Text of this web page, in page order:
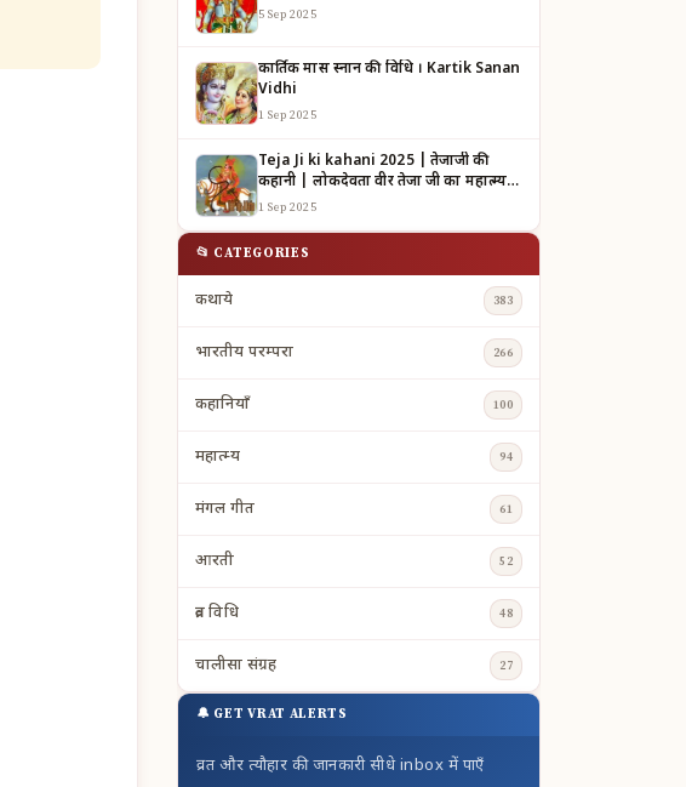
5 Sep 2025
कार्तिक मास स्नान की विधि । Kartik Sanan
Vidhi
1 Sep 2025
Teja Ji ki kahani 2025 | तेजाजी की
कहानी | लोकदेवता वीर तेजा जी का महात्म्य |
TEJAJI KI KAHANI
1 Sep 2025
📂 CATEGORIES
कथाये 383
भारतीय परम्परा 266
कहानियाँ 100
महात्म्य 94
मंगल गीत 61
आरती 52
व्रत विधि 48
चालीसा संग्रह 27
🔔 GET VRAT ALERTS
व्रत और त्यौहार की जानकारी सीधे inbox में पाएँ